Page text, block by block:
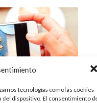
tecnologías como las cookies
del dispositivo. El consentimiento